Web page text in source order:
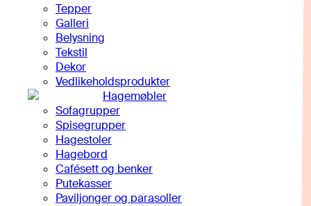
Tepper
Galleri
Belysning
Tekstil
Dekor
Vedlikeholdsprodukter
Hagemøbler
Sofagrupper
Spisegrupper
Hagestoler
Hagebord
Cafésett og benker
Putekasser
Paviljonger og parasoller